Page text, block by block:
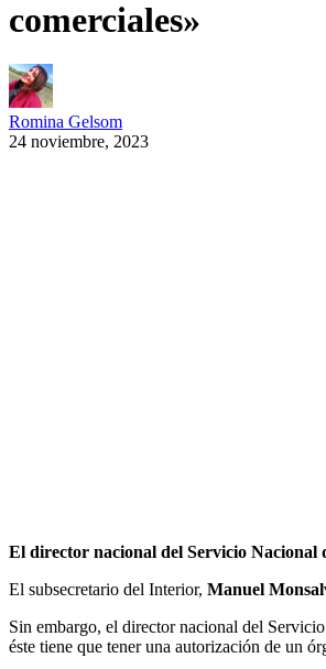
comerciales»
Romina Gelsom
24 noviembre, 2023
El director nacional del Servicio Nacional
El subsecretario del Interior, Manuel
Sin embargo, el director nacional del
éste tiene que tener una autorización de un